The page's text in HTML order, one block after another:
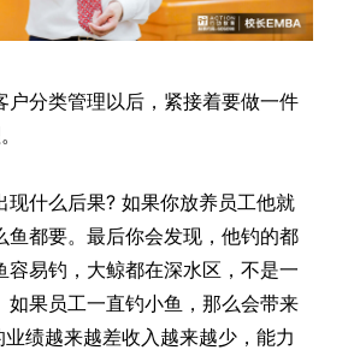
户分类管理以后，紧接着要做一件
现什么后果? 如果你放养员工他就
鱼都要。最后你会发现，他钓的都
容易钓，大鲸都在深水区，不是一
如果员工一直钓小鱼，那么会带来
绩越来越差收入越来越少，能力